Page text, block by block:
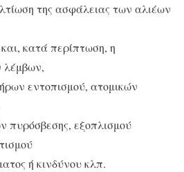
της ασφάλειας των αλιέων
κατά περίπτωση, η
λέμβων,
εντοπισμού, ατομικών
πυρόσβεσης, εξοπλισμού
ή κινδύνου κλπ.